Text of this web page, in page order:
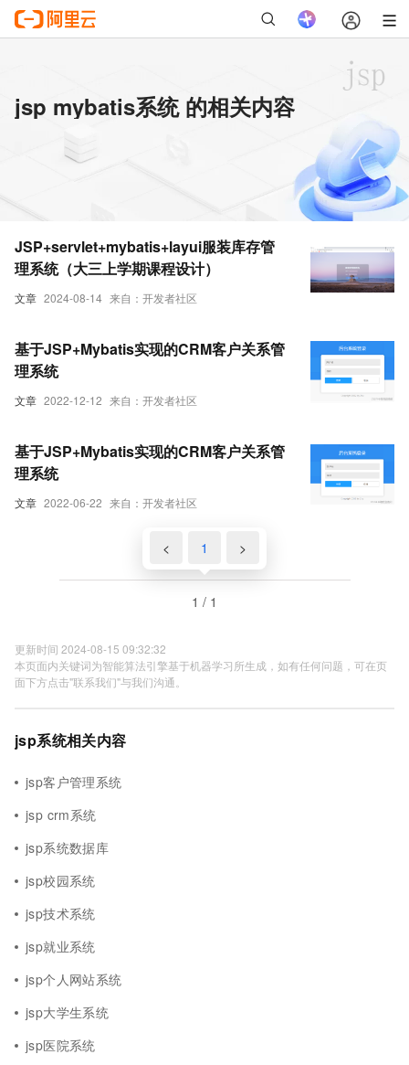
jsp mybatis系统 的相关内容
文章 2024-08-14 来自：开发者社区
JSP+servlet+mybatis+layui服装库存管
理系统（大三上学期课程设计）
文章 2022-12-12 来自：开发者社区
基于JSP+Mybatis实现的CRM客户关系管
理系统
文章 2022-06-22 来自：开发者社区
基于JSP+Mybatis实现的CRM客户关系管
理系统
< 1 >
1 / 1
更新时间 2024-08-15 09:32:32
本页面内关键词为智能算法引擎基于机器学习所生成，如有任何问题，可在页
面下方点击"联系我们"与我们沟通。
jsp系统相关内容
jsp客户管理系统
jsp crm系统
jsp系统数据库
jsp校园系统
jsp技术系统
jsp就业系统
jsp个人网站系统
jsp大学生系统
jsp医院系统